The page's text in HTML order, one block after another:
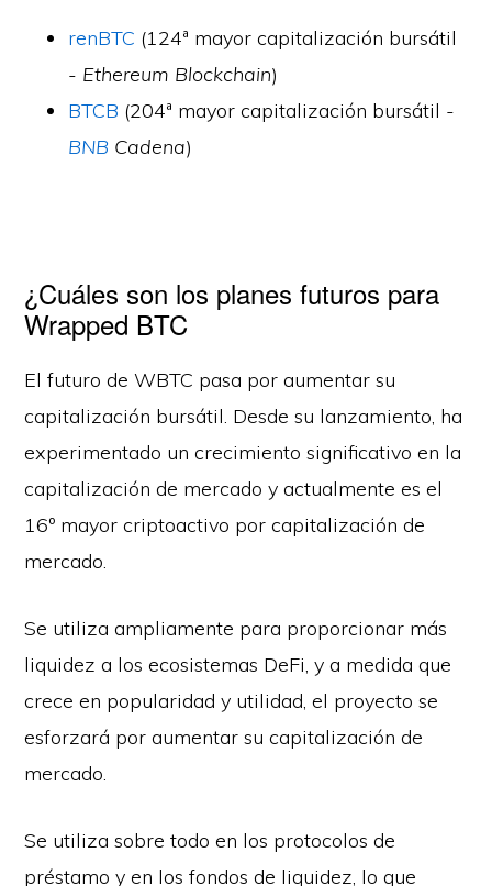
renBTC (124ª mayor capitalización bursátil
- Ethereum Blockchain)
BTCB (204ª mayor capitalización bursátil -
BNB Cadena)
¿Cuáles son los planes futuros para
Wrapped BTC
El futuro de WBTC pasa por aumentar su
capitalización bursátil. Desde su lanzamiento, ha
experimentado un crecimiento significativo en la
capitalización de mercado y actualmente es el
16º mayor criptoactivo por capitalización de
mercado.
Se utiliza ampliamente para proporcionar más
liquidez a los ecosistemas DeFi, y a medida que
crece en popularidad y utilidad, el proyecto se
esforzará por aumentar su capitalización de
mercado.
Se utiliza sobre todo en los protocolos de
préstamo y en los fondos de liquidez, lo que